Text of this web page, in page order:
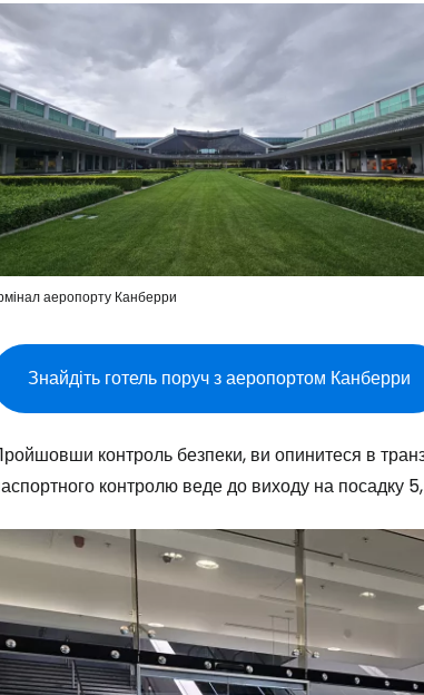
аеропорту Канберри
Знайдіть готель поруч з аеропортом Канберри
контроль безпеки, ви опинитеся в
контролю веде до виходу на посадку